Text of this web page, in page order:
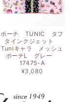
ポーチ TUNIC タフ
タインクジェット
Tuniキャラ メッシュ
ポーチL グレー
17475-A
¥3,080